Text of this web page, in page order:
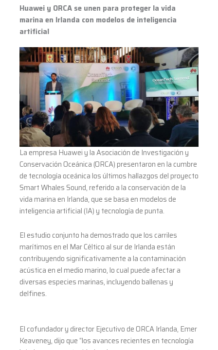
Huawei y ORCA se unen para proteger la vida
marina en Irlanda con modelos de inteligencia
artificial
La empresa Huawei y la Asociación de Investigación y
Conservación Oceánica (ORCA) presentaron en la cumbre
de tecnología oceánica los últimos hallazgos del proyecto
Smart Whales Sound, referido a la conservación de la
vida marina en Irlanda, que se basa en modelos de
inteligencia artificial (IA) y tecnología de punta.
El estudio conjunto ha demostrado que los carriles
marítimos en el Mar Céltico al sur de Irlanda están
contribuyendo significativamente a la contaminación
acústica en el medio marino, lo cual puede afectar a
diversas especies marinas, incluyendo ballenas y
delfines.
El cofundador y director Ejecutivo de ORCA Irlanda, Emer
Keaveney, dijo que “los avances recientes en tecnología
Irlanda
con
modelos
inteligencia
artificial